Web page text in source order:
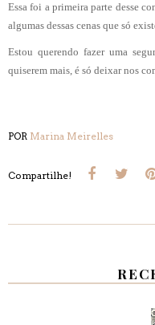
Essa foi a primeira parte desse
algumas dessas cenas que só
Estou querendo fazer uma
quiserem mais, é só deixar nos
POR Marina Meirelles
Compartilhe!